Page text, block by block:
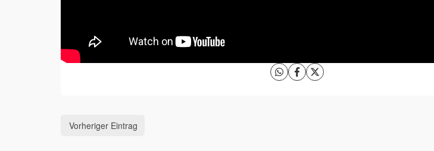
Vorheriger Eintrag